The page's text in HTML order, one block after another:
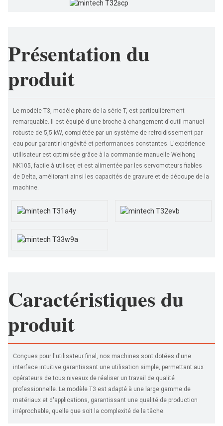
Présentation du
produit
Le modèle T3, modèle phare de la série T, est particulièrement
remarquable. Il est équipé d'une broche à changement d'outil manuel
robuste de 5,5 kW, complétée par un système de refroidissement par
eau pour garantir longévité et performances constantes. L'expérience
utilisateur est optimisée grâce à la commande manuelle Weihong
NK105, facile à utiliser, et est alimentée par les servomoteurs fiables
de Delta, améliorant ainsi les capacités de gravure et de découpe de la
machine.
Caractéristiques du
produit
Conçues pour l'utilisateur final, nos machines sont dotées d'une
interface intuitive garantissant une utilisation simple, permettant aux
opérateurs de tous niveaux de réaliser un travail de qualité
professionnelle. Le modèle T3 est adapté à une large gamme de
matériaux et d'applications, garantissant une qualité de production
irréprochable, quelle que soit la complexité de la tâche.